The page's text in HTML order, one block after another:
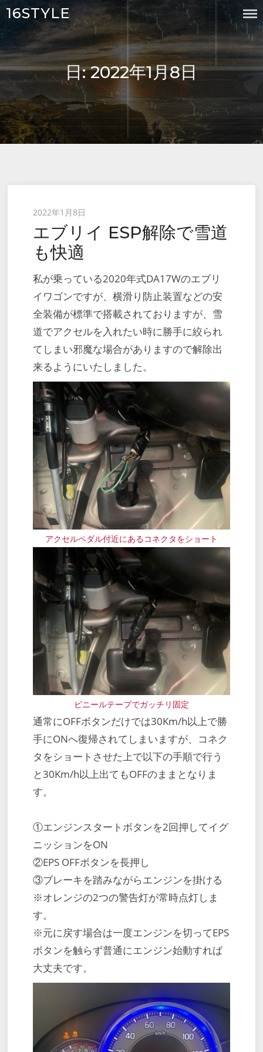
Skip
content
16STYLE
日:2022年1月8日
Posted
on
2022年1月8日
エブリイ ESP解除で雪道
も快適
私が乗っている2020年式DA17Wのエブリ
イワゴンですが、横滑り防止装置などの安
全装備が標準で搭載されておりますが、雪
道でアクセルを入れたい時に勝手に絞られ
てしまい邪魔な場合がありますので解除出
来るようにいたしました。
アクセルペダル付近にあるコネクタをショート
ビニールテープでガッチリ固定
通常にOFFボタンだけでは30Km/h以上で勝
手にONへ復帰されてしまいますが、コネク
タをショートさせた上で以下の手順で行う
と30Km/h以上出てもOFFのままとなりま
す。
①エンジンスタートボタンを2回押してイグ
ニッションをON
②EPS OFFボタンを長押し
③ブレーキを踏みながらエンジンを掛ける
※オレンジの2つの警告灯が常時点灯しま
す。
※元に戻す場合は一度エンジンを切ってEPS
ボタンを触らず普通にエンジン始動すれば
大丈夫です。